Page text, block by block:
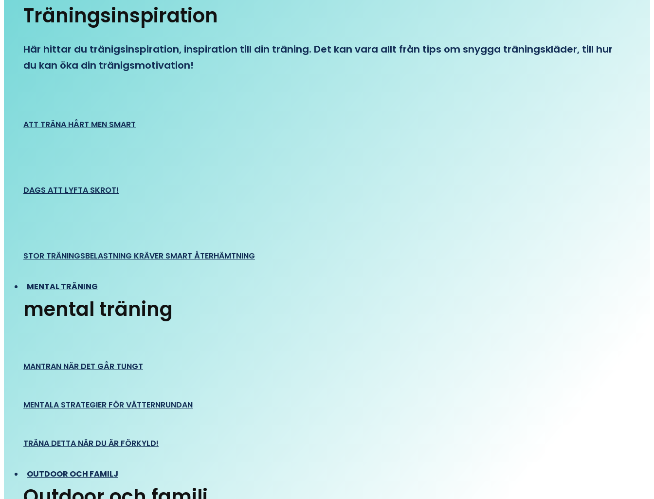
Träningsinspiration
Här hittar du tränigsinspiration, inspiration till din träning. Det kan vara allt från tips om snygga träningskläder, till hur
du kan öka din tränigsmotivation!
ATT TRÄNA HÅRT MEN SMART
DAGS ATT LYFTA SKROT!
STOR TRÄNINGSBELASTNING KRÄVER SMART ÅTERHÄMTNING
MENTAL TRÄNING
mental träning
MANTRAN NÄR DET GÅR TUNGT
MENTALA STRATEGIER FÖR VÄTTERNRUNDAN
TRÄNA DETTA NÄR DU ÄR FÖRKYLD!
OUTDOOR OCH FAMILJ